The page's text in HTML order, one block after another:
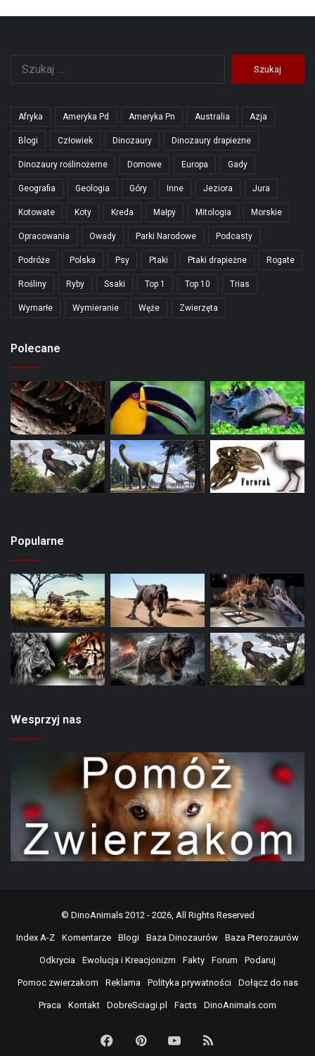
Afryka Ameryka Pd Ameryka Pn Australia Azja
Blogi Człowiek Dinozaury Dinozaury drapieżne
Dinozaury roślinożerne Domowe Europa Gady
Geografia Geologia Góry Inne Jeziora Jura
Kotowate Koty Kreda Małpy Mitologia Morskie
Opracowania Owady Parki Narodowe Podcasty
Podróże Polska Psy Ptaki Ptaki drapieżne Rogate
Rośliny Ryby Ssaki Top 1 Top 10 Trias
Wymarłe Wymieranie Węże Zwierzęta
Polecane
Popularne
Wesprzyj nas
© DinoAnimals2012 - 2026, All Rights Reserved
Index A-Z Komentarze Blogi Baza Dinozaurów Baza Pterozaurów
Odkrycia Ewolucja i Kreacjonizm Fakty Forum Podaruj
Pomoc zwierzakom Reklama Polityka prywatności Dołącz do nas
Praca Kontakt DobreSciagi.pl Facts DinoAnimals.com
FacebookPinterestYouTube
RSS